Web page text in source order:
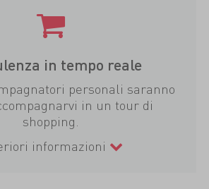
in tempo reale
personali saranno
in un tour di
shopping.
informazioni